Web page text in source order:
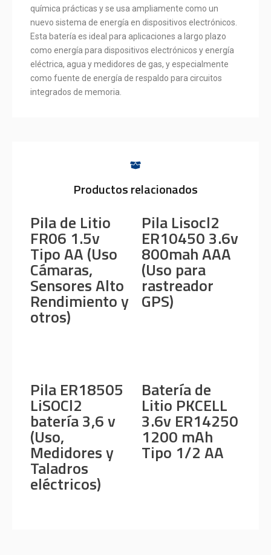
química prácticas y se usa ampliamente como un
nuevo sistema de energía en dispositivos electrónicos.
Esta batería es ideal para aplicaciones a largo plazo
como energía para dispositivos electrónicos y energía
eléctrica, agua y medidores de gas, y especialmente
como fuente de energía de respaldo para circuitos
integrados de memoria.
Productos relacionados
Pila de Litio
FR06 1.5v
Tipo AA (Uso
Cámaras,
Sensores Alto
Rendimiento y
otros)
Pila Lisocl2
ER10450 3.6v
800mah AAA
(Uso para
rastreador
GPS)
Pila ER18505
LiSOCl2
batería 3,6 v
(Uso,
Medidores y
Taladros
eléctricos)
Batería de
Litio PKCELL
3.6v ER14250
1200 mAh
Tipo 1/2 AA